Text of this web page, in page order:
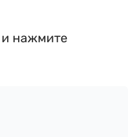
нажмите